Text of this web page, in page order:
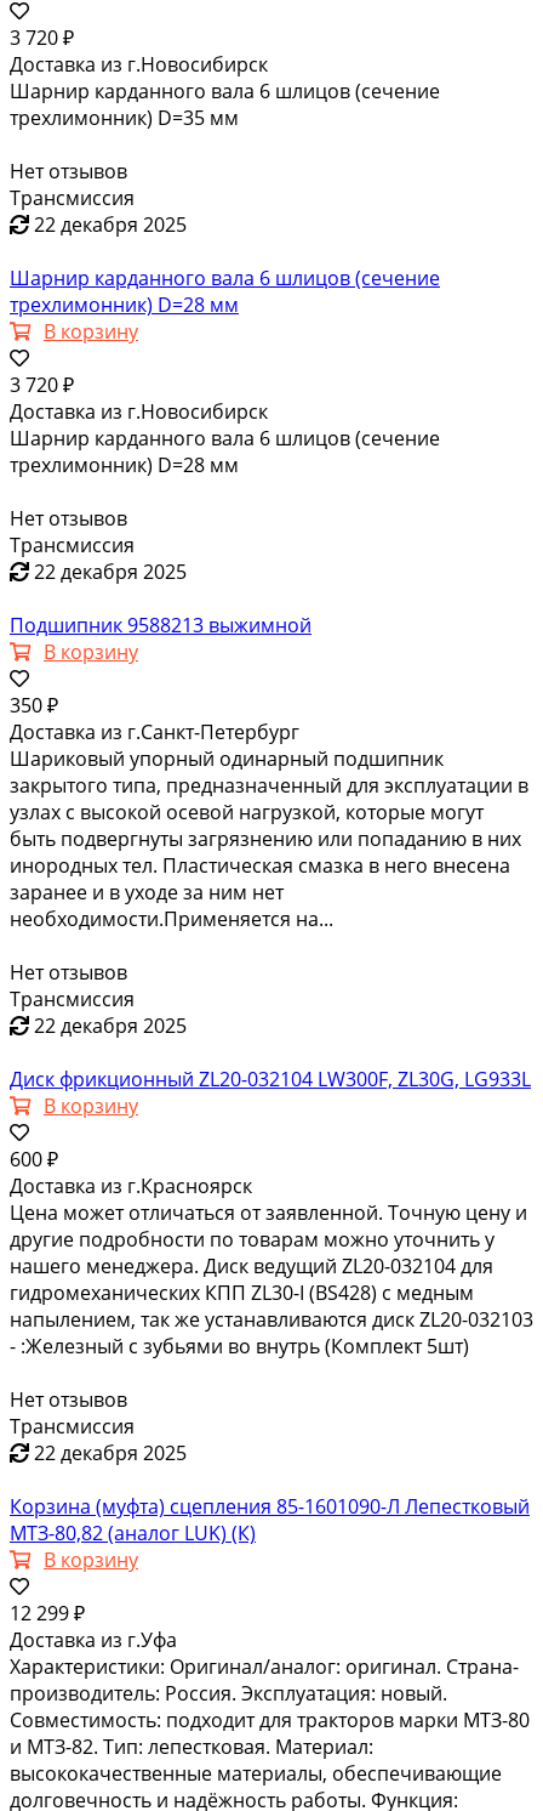
3 720 ₽
Доставка из г.Новосибирск
Шарнир карданного вала 6 шлицов (сечение
трехлимонник) D=35 мм
Нет отзывов
Трансмиссия
22 декабря 2025
Шарнир карданного вала 6 шлицов (сечение
трехлимонник) D=28 мм
В корзину
3 720 ₽
Доставка из г.Новосибирск
Шарнир карданного вала 6 шлицов (сечение
трехлимонник) D=28 мм
Нет отзывов
Трансмиссия
22 декабря 2025
Подшипник 9588213 выжимной
В корзину
350 ₽
Доставка из г.Санкт-Петербург
Шариковый упорный одинарный подшипник
закрытого типа, предназначенный для эксплуатации в
узлах с высокой осевой нагрузкой, которые могут
быть подвергнуты загрязнению или попаданию в них
инородных тел. Пластическая смазка в него внесена
заранее и в уходе за ним нет
необходимости.Применяется на...
Нет отзывов
Трансмиссия
22 декабря 2025
Диск фрикционный ZL20-032104 LW300F, ZL30G, LG933L
В корзину
600 ₽
Доставка из г.Красноярск
Цена может отличаться от заявленной. Точную цену и
другие подробности по товарам можно уточнить у
нашего менеджера. Диск ведущий ZL20-032104 для
гидромеханических КПП ZL30-I (BS428) с медным
напылением, так же устанавливаются диск ZL20-032103
- :Железный с зубьями во внутрь (Комплект 5шт)
Нет отзывов
Трансмиссия
22 декабря 2025
Корзина (муфта) сцепления 85-1601090-Л Лепестковый
МТЗ-80,82 (аналог LUK) (К)
В корзину
12 299 ₽
Доставка из г.Уфа
Характеристики: Оригинал/аналог: оригинал. Страна-
производитель: Россия. Эксплуатация: новый.
Совместимость: подходит для тракторов марки МТЗ-80
и МТЗ-82. Тип: лепестковая. Материал:
высококачественные материалы, обеспечивающие
долговечность и надёжность работы. Функция: